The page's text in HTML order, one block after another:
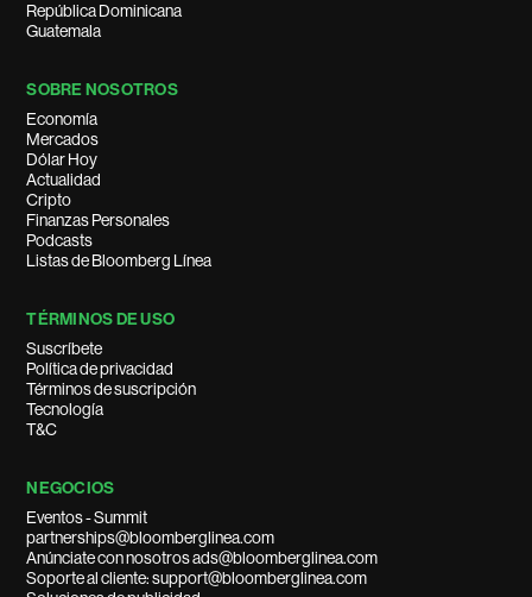
República Dominicana
Guatemala
SOBRE NOSOTROS
Economía
Mercados
Dólar Hoy
Actualidad
Cripto
Finanzas Personales
Podcasts
Listas de Bloomberg Línea
TÉRMINOS DE USO
Suscríbete
Política de privacidad
Términos de suscripción
Tecnología
T&C
NEGOCIOS
Eventos - Summit
partnerships@bloomberglinea.com
Anúnciate con nosotros ads@bloomberglinea.com
Soporte al cliente: support@bloomberglinea.com